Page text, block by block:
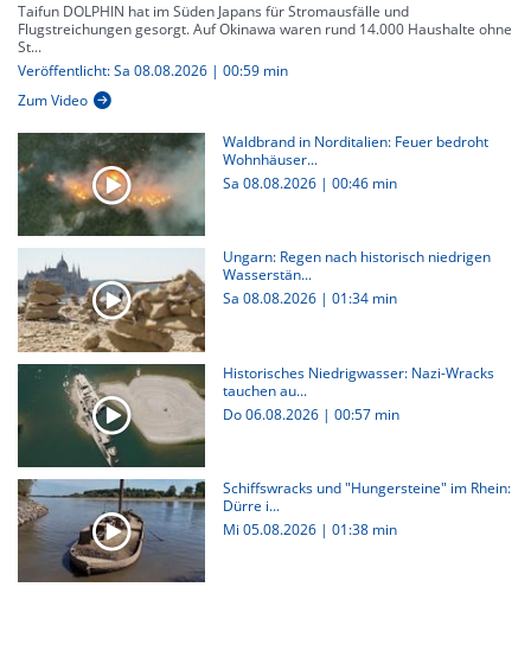
Taifun DOLPHIN hat im Süden Japans für Stromausfälle und
Flugstreichungen gesorgt. Auf Okinawa waren rund 14.000 Haushalte ohne
St...
Veröffentlicht: Sa 08.08.2026 | 00:59 min
Zum Video
Waldbrand in Norditalien: Feuer bedroht
Wohnhäuser...
Sa 08.08.2026 | 00:46 min
Ungarn: Regen nach historisch niedrigen
Wasserstän...
Sa 08.08.2026 | 01:34 min
Historisches Niedrigwasser: Nazi-Wracks
tauchen au...
Do 06.08.2026 | 00:57 min
Schiffswracks und "Hungersteine" im Rhein:
Dürre i...
Mi 05.08.2026 | 01:38 min